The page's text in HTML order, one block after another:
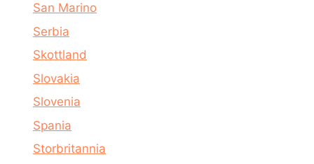
San Marino
Serbia
Skottland
Slovakia
Slovenia
Spania
Storbritannia